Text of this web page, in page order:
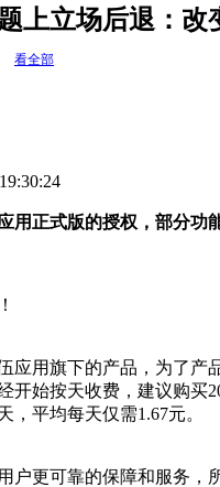
上立场后退：改
看全部
用正式版的授权，部分功
应用旗下的产品，为了产
开始按天收费，建议购买
，平均每天仅需1.67元。
户更可靠的保障和服务，